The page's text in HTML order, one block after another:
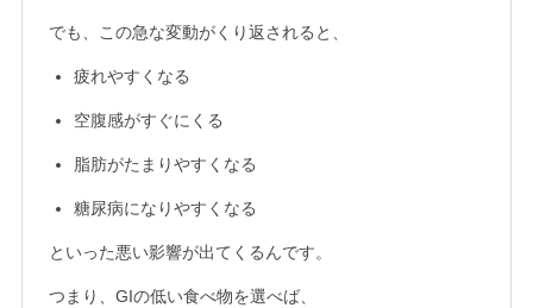
でも、この急な変動がくり返されると、
疲れやすくなる
空腹感がすぐにくる
脂肪がたまりやすくなる
糖尿病になりやすくなる
といった悪い影響が出てくるんです。
つまり、GIの低い食べ物を選べば、